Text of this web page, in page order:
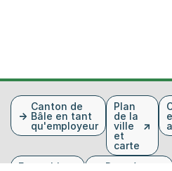
FusszeileCanton de
Bâle en tant
qu'employeur
Plan
de la
ville
et
carte
Ensemble
Données et